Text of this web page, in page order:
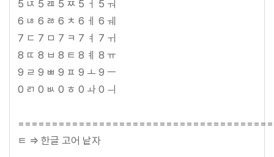
5 ㄵ 5 ㄿ 5 ㅉ 5 ㅓ 5 ㅝ
6 ㄶ 6 ㅀ 6 ㅊ 6 ㅔ 6 ㅞ
7 ㄷ 7 ㅁ 7 ㅋ 7 ㅕ 7 ㅟ
8 ㄸ 8 ㅂ 8 ㅌ 8 ㅖ 8 ㅠ
9 ㄹ 9 ㅃ 9 ㅍ 9 ㅗ 9 ㅡ
0 ㄺ 0 ㅄ 0 ㅎ 0 ㅘ 0 ㅢ
ㅌ => 한글 고어 낱자